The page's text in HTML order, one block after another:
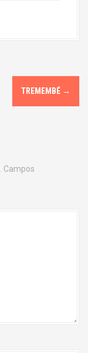
TREMEMBÉ →
Campos